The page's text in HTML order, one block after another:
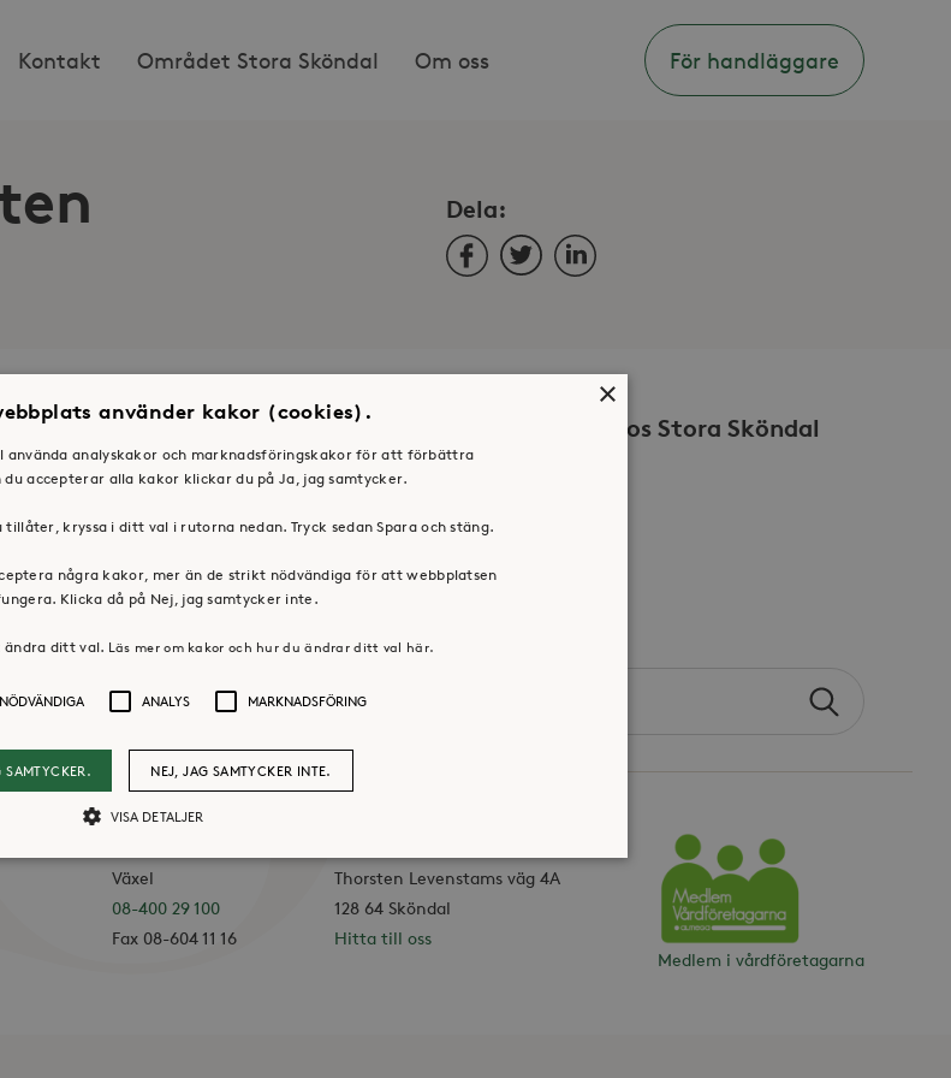
Kontakt Området Stora Sköndal Om oss För handläggare
Dela:
Facebook
TwitterLinkedIn
Press & mediakontakt Volontär hos Stora Sköndal
Sök
Växel
08-400 29 100
Fax 08-604 11 16
Thorsten Levenstams väg 4A
128 64 Sköndal
Hitta till oss
Vårdföretagarna
Medlem i vårdföretagarna
×
använder kakor (cookies).
använda analyskakor och marknadsföringskakor för att förbättra
du accepterar alla kakor klickar du på Ja, jag samtycker.
kryssa i ditt val i rutorna nedan. Tryck sedan Spara och stäng.
några kakor, mer än de strikt nödvändiga för att webbplatsen
Klicka då på Nej, jag samtycker inte.
ändra ditt val. Läs mer om kakor och hur du ändrar ditt val här.
ANALYS MARKNADSFÖRING
SAMTYCKER. NEJ, JAG SAMTYCKER INTE.
VISA DETALJER
Analys Marknadsföring